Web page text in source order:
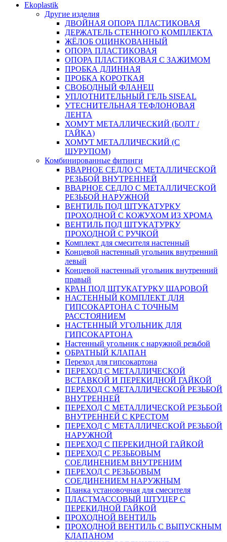
Ekoplastik
Другие изделия
ДВОЙНАЯ ОПОРА ПЛАСТИКОВАЯ
ДЕРЖАТЕЛЬ СТЕННОГО КОМПЛЕКТА
ЖЁЛОБ ОЦИНКОВАННЫЙ
ОПОРА ПЛАСТИКОВАЯ
ОПОРА ПЛАСТИКОВАЯ С ЗАЖИМОМ
ПРОБКА ДЛИННАЯ
ПРОБКА КОРОТКАЯ
СВОБОДНЫЙ ФЛАНЕЦ
УПЛОТНИТЕЛЬНЫЙ ГЕЛЬ SISEAL
УТЕСНИТЕЛЬНАЯ ТЕФЛОНОВАЯ
ЛЕНТА
ХОМУТ МЕТАЛЛИЧЕСКИЙ (БОЛТ /
ГАЙКА)
ХОМУТ МЕТАЛЛИЧЕСКИЙ (С
ШУРУПОМ)
Комбинированные фитинги
ВВАРНОЕ СЕДЛО С МЕТАЛЛИЧЕСКОЙ
РЕЗЬБОЙ ВНУТРЕННЕЙ
ВВАРНОЕ СЕДЛО С МЕТАЛЛИЧЕСКОЙ
РЕЗЬБОЙ НАРУЖНОЙ
ВЕНТИЛЬ ПОД ШТУКАТУРКУ
ПРОХОДНОЙ С КОЖУХОМ ИЗ ХРОМА
ВЕНТИЛЬ ПОД ШТУКАТУРКУ
ПРОХОДНОЙ С РУЧКОЙ
Комплект для смесителя настенный
Концевой настенный угольник внутренний
левый
Концевой настенный угольник внутренний
правый
КРАН ПОД ШТУКАТУРКУ ШАРОВОЙ
НАСТЕННЫЙ КОМПЛЕКТ ДЛЯ
ГИПСОКАРТОНA С ТОЧНЫМ
РАССТОЯНИЕМ
НАСТЕННЫЙ УГОЛЬНИК ДЛЯ
ГИПСОКАРТОНА
Настенный угольник с наружной резьбой
ОБРАТНЫЙ КЛАПАН
Переход для гипсокартона
ПЕРЕХОД С МЕТАЛЛИЧЕСКОЙ
ВСТАВКОЙ И ПЕРЕКИДНОЙ ГАЙКОЙ
ПЕРЕХОД С МЕТАЛЛИЧЕСКОЙ РЕЗЬБОЙ
ВНУТРЕННЕЙ
ПЕРЕХОД С МЕТАЛЛИЧЕСКОЙ РЕЗЬБОЙ
ВНУТРЕННЕЙ С КРЕСТОМ
ПЕРЕХОД С МЕТАЛЛИЧЕСКОЙ РЕЗЬБОЙ
НАРУЖНОЙ
ПЕРЕХОД С ПЕРЕКИДНОЙ ГАЙКОЙ
ПЕРЕХОД С РЕЗЬБОВЫМ
СОЕДИНЕНИЕМ ВНУТРЕНИМ
ПЕРЕХОД С РЕЗЬБОВЫМ
СОЕДИНЕНИЕМ НАРУЖНЫМ
Планка установочная для смесителя
ПЛАСТМАССОВЫЙ ШТУЦЕР С
ПЕРЕКИДНОЙ ГАЙКОЙ
ПРОХОДНОЙ ВЕНТИЛЬ
ПРОХОДНОЙ ВЕНТИЛЬ С ВЫПУСКНЫМ
КЛАПАНОМ